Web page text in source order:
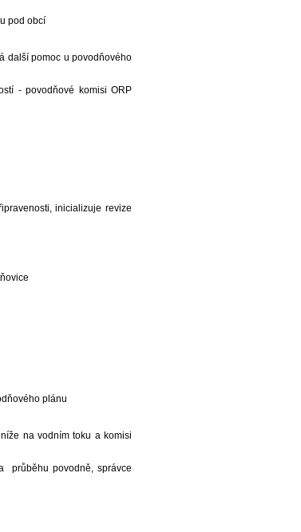
pod obcí
další pomoc u povodňového
- povodňové komisi ORP
inicializuje revize
plánu
na vodním toku a komisi
průběhu povodně, správce